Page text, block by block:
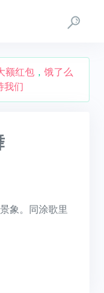
额红包 ， 饿了么
我们
象。同涂歌里